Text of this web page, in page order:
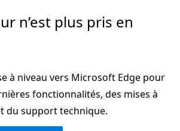
n’est plus pris en
à niveau vers Microsoft Edge pour
fonctionnalités, des mises à
du support technique.